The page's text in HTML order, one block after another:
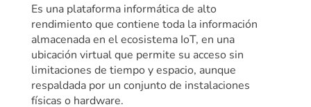
Es una plataforma informática de alto
rendimiento que contiene toda la información
almacenada en el ecosistema IoT, en una
ubicación virtual que permite su acceso sin
limitaciones de tiempo y espacio, aunque
respaldada por un conjunto de instalaciones
físicas o hardware.